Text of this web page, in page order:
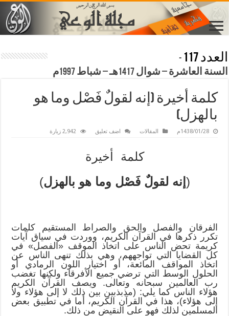
العدد 117
-
السنة العاشرة – شوال 1417هـ – شباط 1997م
كلمة أخيرة (إنه لقولٌ فَصْل وما هو
بالهزل)
1438/01/28م المقالات اضف تعليق 2,942 زيارة
كلمة أخيرة
( إنه لقولٌ فَصْل وما هو بالهزل)
الفرقان والفصل والحق والصراط المستقيم كلمات
تكرر ذكرها في القرآن الكريم، ووردت في سياق آيات
كريمة تحض الناس على اتخاذ الموقف «الفصل» في
كل القضايا التي تواجههم، وهي بذلك تنهى الناس عن
اتخاذ المواقف المائعة، أو اختيار اللون الرمادي أو
الحلول الوسط التي ترضي جميع الأفرقاء ولكنها تغضب
رب العالمين سبحانه وتعالى. ويصف القرآن الكريم
هؤلاء الناس كما يلي: (مذبذبين بين ذلك لا إلى هؤلاء ولا
إلى هؤلاء)، هذا في القرآن الكريم، أما في تطبيق بعض
المسلمين لذلك فهو على النقيض من ذلك.